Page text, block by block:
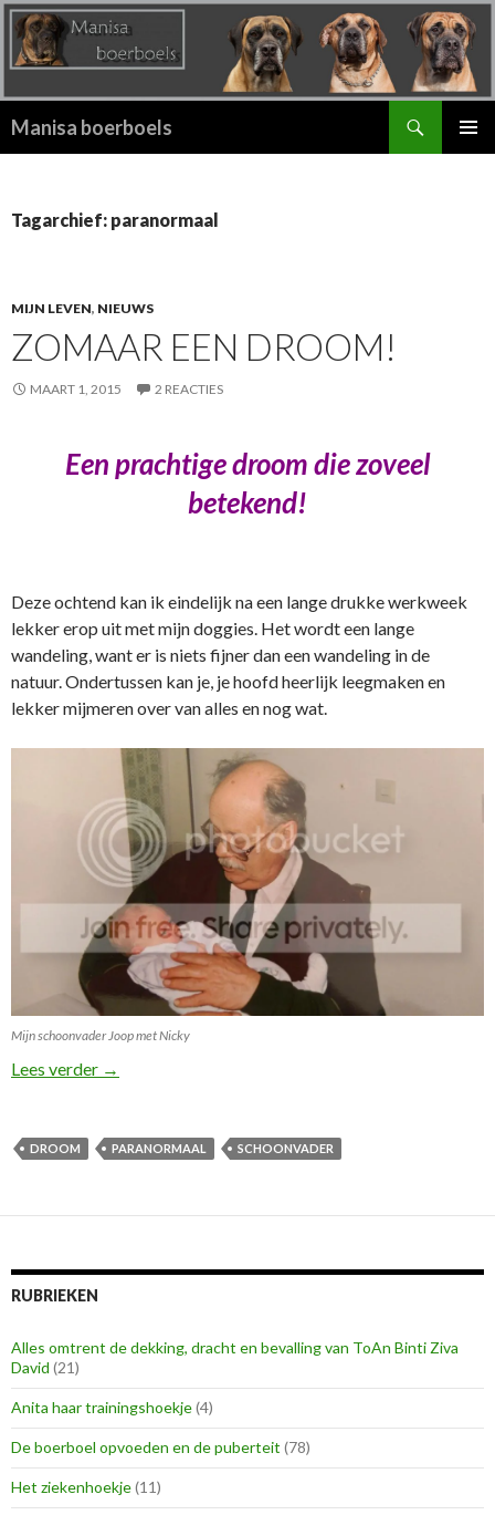
Manisa boerboels
Tagarchief: paranormaal
MIJN LEVEN, NIEUWS
ZOMAAR EEN DROOM!
MAART 1, 2015 2 REACTIES
Een prachtige droom die zoveel
betekend!
Deze ochtend kan ik eindelijk na een lange drukke werkweek
lekker erop uit met mijn doggies. Het wordt een lange
wandeling, want er is niets fijner dan een wandeling in de
natuur. Ondertussen kan je, je hoofd heerlijk leegmaken en
lekker mijmeren over van alles en nog wat.
Mijn schoonvader Joop met Nicky
Lees verder Zomaar een droom!
→
DROOM PARANORMAAL SCHOONVADER
RUBRIEKEN
Alles omtrent de dekking, dracht en bevalling van ToAn Binti Ziva
David (21)
Anita haar trainingshoekje(4)
De boerboel opvoeden en de puberteit (78)
Het ziekenhoekje(11)